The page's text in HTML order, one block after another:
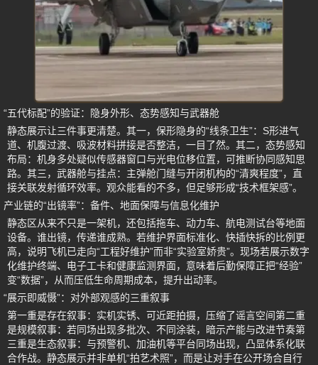
“五代标配”的验证：隐身外形、态势感知与武器舱
静态展示让三件事更清楚。其一，保形隐身的“线条卫生”：S形进气
道、机腹过渡、吸波材料拼接是否整洁，一目了然。其二，态势感知
布局：机身多处疑似传感器窗口与光电位移位置，可推断协同感知思
路。其三，武器舱与挂点：主弹舱门缝与开闭机构的“清爽程度”，直
接关联发射循环效率。观众能看的不多，但足够形成“技术框架感”。
产业链的“出镜率”：备件、地面保障与信息化维护
静态区从来不只是一架机，还包括拖车、动力车、航电测试台等地面
设备。谁出镜，传递谁成熟。若维护界面标准化、快插快拆的比例更
高，说明飞机已走向“工程好维护”而非“实验室娇贵”。现场若展示数字
化维护终端、电子工卡和健康监测界面，意味着后勤保障正把“经验”
变“数据”，从而压低生命周期成本，提升出动率。
“展示即威慑”：对外部观感的三重叙事
第一重是存在叙事：实机实锈、可近距拍摄，压缩了谣言空间第二重
是规模叙事：若同场出现多批次、不同涂装，暗示产能与改进节奏第
三重是生态叙事：与预警机、加油机等平台同场出现，凸显体系化联
合作战。静态展示并非单机“拍艺术照”，而是让对手在公开场合自行